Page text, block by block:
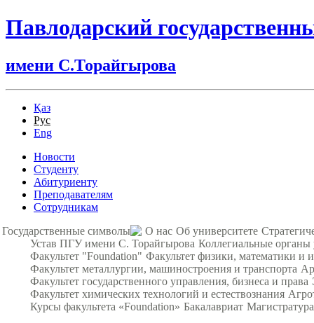
Павлодарский
имени С.Торайгырова
Қаз
Рус
Eng
Новости
Студенту
Абитуриенту
Преподавателям
Сотрудникам
Государственные символы
О нас Об университете
Устав ПГУ имени С. Торайгырова Коллегиальные органы
Факультет "Foundation" Факультет физики, математики и
Факультет металлургии, машиностроения и транспорта
Факультет государственного управления, бизнеса и права
Факультет химических технологий и естествознания
Курсы факультета «Foundation» Бакалавриат Магистратура